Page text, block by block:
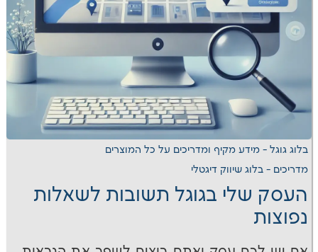
מקיף ומדריכים על כל המוצרים
דיגטלי
בגוגל תשובות לשאלות